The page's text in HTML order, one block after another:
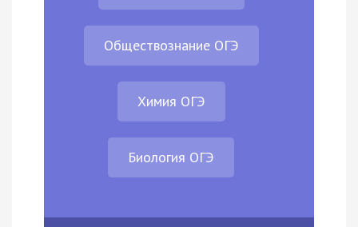
Обществознание ОГЭ
Химия ОГЭ
Биология ОГЭ